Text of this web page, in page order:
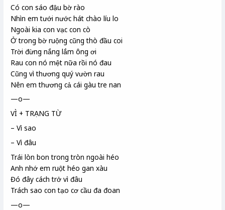
Có con sáo đậu bờ rào
Nhìn em tưới nước hát chào líu lo
Ngoài kia con vạc con cò
Ở trong bờ ruộng cũng thò đầu coi
Trời đừng nắng lắm ông ơi
Rau con nó mệt nữa rồi nó đau
Cũng vì thương quý vườn rau
Nên em thương cả cái gàu tre nan
—o—
VÌ + TRẠNG TỪ
– Vì sao
– Vì đâu
Trái lòn bon trong tròn ngoài héo
Anh nhớ em ruột héo gan xàu
Đó đây cách trở vì đâu
Trách sao con tạo cơ cầu đa đoan
—o—